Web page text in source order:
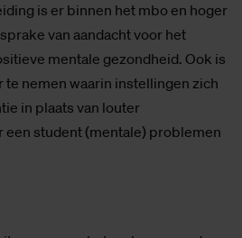
is er binnen het mbo en hoger
van aandacht voor het
mentale gezondheid. Ook is
te nemen waarin instellingen zich
in plaats van louter
een student (mentale) problemen